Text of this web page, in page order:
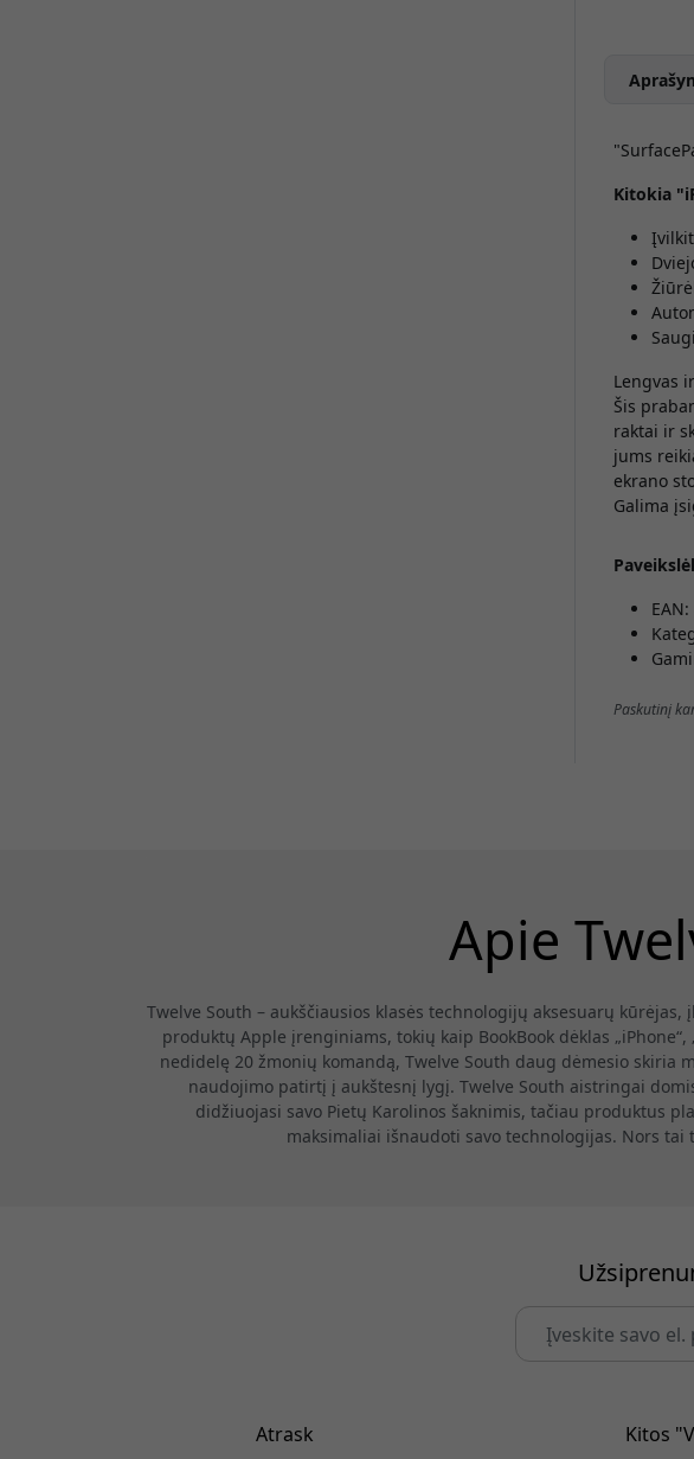
Kitokia
Lengvas
Šis
raktai ir
jums
ekrano
Galima
Paskutinį
Apie
Twelve South – aukščiausios klasės technologijų aksesuarų
produktų Apple įrenginiams, tokių kaip BookBook dėklas
nedidelę 20 žmonių komandą, Twelve South daug dėmesio
naudojimo patirtį į aukštesnį lygį. Twelve South aistringai
didžiuojasi savo Pietų Karolinos šaknimis, tačiau produktus
maksimaliai išnaudoti savo technologijas. Nors
Atrask Kitos